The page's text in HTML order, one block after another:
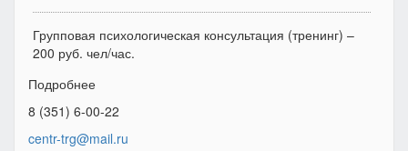
Групповая психологическая консультация (тренинг) –
200 руб. чел/час.
Подробнее
8 (351) 6-00-22
centr-trg@mail.ru